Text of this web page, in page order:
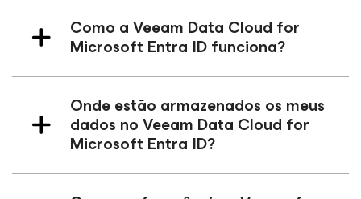
Como a Veeam Data Cloud for
Microsoft Entra IDfunciona?
Onde estão armazenados os meus
dados no Veeam Data Cloud for
Microsoft Entra ID?